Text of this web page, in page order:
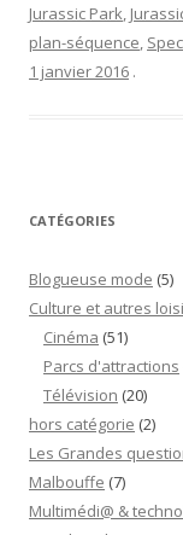
Jurassic Park
plan-séquence
1 janvier 2016 .
CATÉGORIES
Blogueuse mode (5)
Culture et autres
Cinéma (51)
Parcs d'attractions
Télévision (20)
hors catégorie (2)
Les Grandes
Malbouffe (7)
Multimédi@ &